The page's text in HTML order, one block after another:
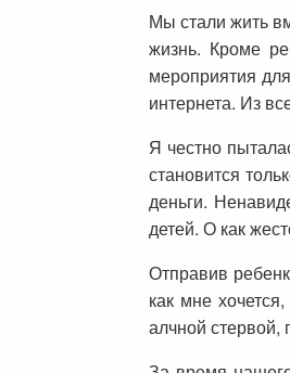
Мы стали жить
жизнь. Кроме
мероприятия
интернета. Из
Я честно
становится
деньги.
детей. О как
Отправив
как мне
алчной стервой,